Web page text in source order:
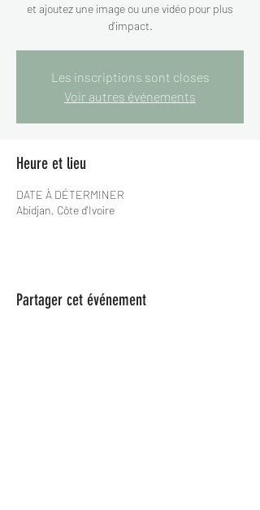
et ajoutez une image ou une vidéo pour plus
d'impact.
Les inscriptions sont closes
Voir autres événements
Heure et lieu
DATE À DÉTERMINER
Abidjan, Côte d'Ivoire
Partager cet événement